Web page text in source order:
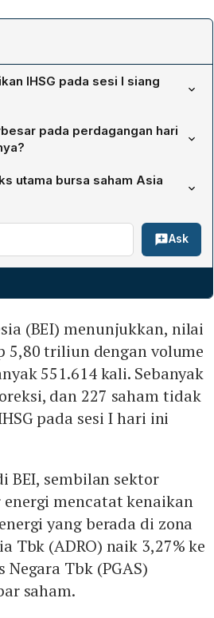
IHSG pada sesi I siang
ke level 7.543 didorong oleh
lebih kondusif setelah DPR
sehingga investor menilai risiko
saham.
pada perdagangan hari
terbesar dengan
yang naik 3,27% ke Rp 3.470 dan
menandakan sentimen positif
domestik yang kuat.
utama bursa saham Asia
Nikkei naik 0,48%, Shanghai
0,15%, sementara Hang Seng
dengan momentum positif IHSG
Ask
(BEI) menunjukkan, nilai
5,80 triliun dengan volume
551.614 kali. Sebanyak
dan 227 saham tidak
pada sesi I hari ini
BEI, sembilan sektor
mencatat kenaikan
yang berada di zona
Tbk (ADRO) naik 3,27% ke
Negara Tbk (PGAS)
saham.